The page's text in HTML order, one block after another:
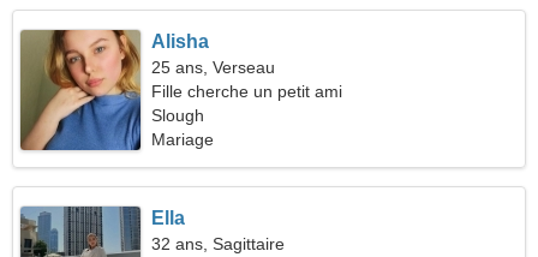
Alisha
25 ans, Verseau
Fille cherche un petit ami
Slough
Mariage
Ella
32 ans, Sagittaire